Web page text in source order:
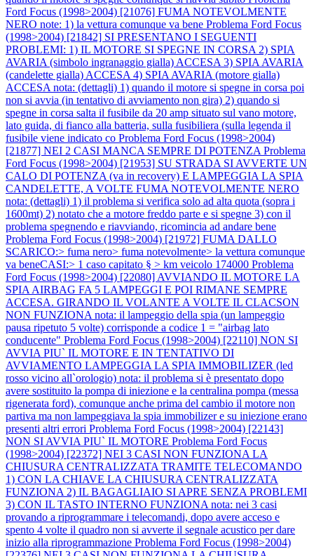
Ford Focus (1998>2004) [21076] FUMA NOTEVOLMENTE
NERO note: 1) la vettura comunque va bene Problema Ford Focus
(1998>2004) [21842] SI PRESENTANO I SEGUENTI
PROBLEMI: 1) IL MOTORE SI SPEGNE IN CORSA 2) SPIA
AVARIA (simbolo ingranaggio gialla) ACCESA 3) SPIA AVARIA
(candelette gialla) ACCESA 4) SPIA AVARIA (motore gialla)
ACCESA nota: (dettagli) 1) quando il motore si spegne in corsa poi
non si avvia (in tentativo di avviamento non gira) 2) quando si
spegne in corsa salta il fusibile da 20 amp situato sul vano motore,
lato guida, di fianco alla batteria, sulla fusibiliera (sulla legenda il
fusibile viene indicato co Problema Ford Focus (1998>2004)
[21877] NEI 2 CASI MANCA SEMPRE DI POTENZA Problema
Ford Focus (1998>2004) [21953] SU STRADA SI AVVERTE UN
CALO DI POTENZA (va in recovery) E LAMPEGGIA LA SPIA
CANDELETTE, A VOLTE FUMA NOTEVOLMENTE NERO
nota: (dettagli) 1) il problema si verifica solo ad alta quota (sopra i
1600mt) 2) notato che a motore freddo parte e si spegne 3) con il
problema spegnendo e riavviando, ricomincia ad andare bene
Problema Ford Focus (1998>2004) [21972] FUMA DALLO
SCARICO:> fuma nero> fuma notevolmente> la vettura comunque
va beneCASI:> 1 caso capitato § > km veicolo 174000 Problema
Ford Focus (1998>2004) [22080] AVVIANDO IL MOTORE LA
SPIA AIRBAG FA 5 LAMPEGGI E POI RIMANE SEMPRE
ACCESA. GIRANDO IL VOLANTE A VOLTE IL CLACSON
NON FUNZIONA nota: il lampeggio della spia (un lampeggio
pausa ripetuto 5 volte) corrisponde a codice 1 = "airbag lato
conducente" Problema Ford Focus (1998>2004) [22110] NON SI
AVVIA PIU` IL MOTORE E IN TENTATIVO DI
AVVIAMENTO LAMPEGGIA LA SPIA IMMOBILIZER (led
rosso vicino all`orologio) nota: il problema si è presentato dopo
avere sostituito la pompa di iniezione e la centralina pompa (messa
rigenerata ford), comunque anche prima del cambio il motore non
partiva ma non lampeggiava la spia immobilizer e su iniezione erano
presenti altri errori Problema Ford Focus (1998>2004) [22143]
NON SI AVVIA PIU` IL MOTORE Problema Ford Focus
(1998>2004) [22372] NEI 3 CASI NON FUNZIONA LA
CHIUSURA CENTRALIZZATA TRAMITE TELECOMANDO
1) CON LA CHIAVE LA CHIUSURA CENTRALIZZATA
FUNZIONA 2) IL BAGAGLIAIO SI APRE SENZA PROBLEMI
3) CON IL TASTO INTERNO FUNZIONA nota: nei 3 casi
provando a riprogrammare i telecomandi, dopo avere acceso e
spento 4 volte il quadro non si avverte il segnale acustico per dare
inizio alla riprogrammazione Problema Ford Focus (1998>2004)